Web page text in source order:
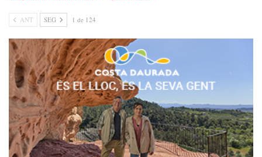
ANT SEG 1 de 124